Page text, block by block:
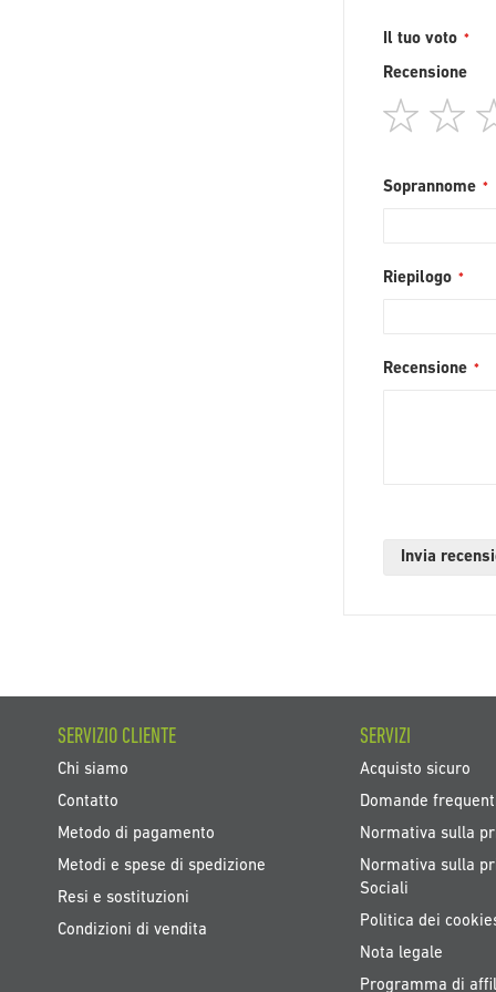
Il tuo voto
Recensione
1
star
2
Soprannome
Riepilogo
Recensione
Invia
SERVIZIO CLIENTE
Chi siamo
Contatto
Metodo di pagamento
Metodi e spese di spedizione
Resi e sostituzioni
Condizioni di vendita
SERVIZI
Acquisto sicuro
Domande
Normativa sulla
Normativa sulla
Sociali
Politica dei
Nota legale
Programma di